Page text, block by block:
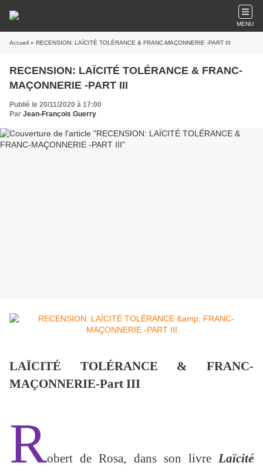
MENU
Accueil » RECENSION: LAÏCITÉ TOLÉRANCE & FRANC-MAÇONNERIE -PART III
RECENSION: LAÏCITÉ TOLÉRANCE & FRANC-
MAÇONNERIE -PART III
Publié le 20/11/2020 à 17:00
Par Jean-François Guerry
LAÏCITÉ TOLÉRANCE & FRANC-
MAÇONNERIE-Part III
Robert de Rosa, dans son livre Laïcité